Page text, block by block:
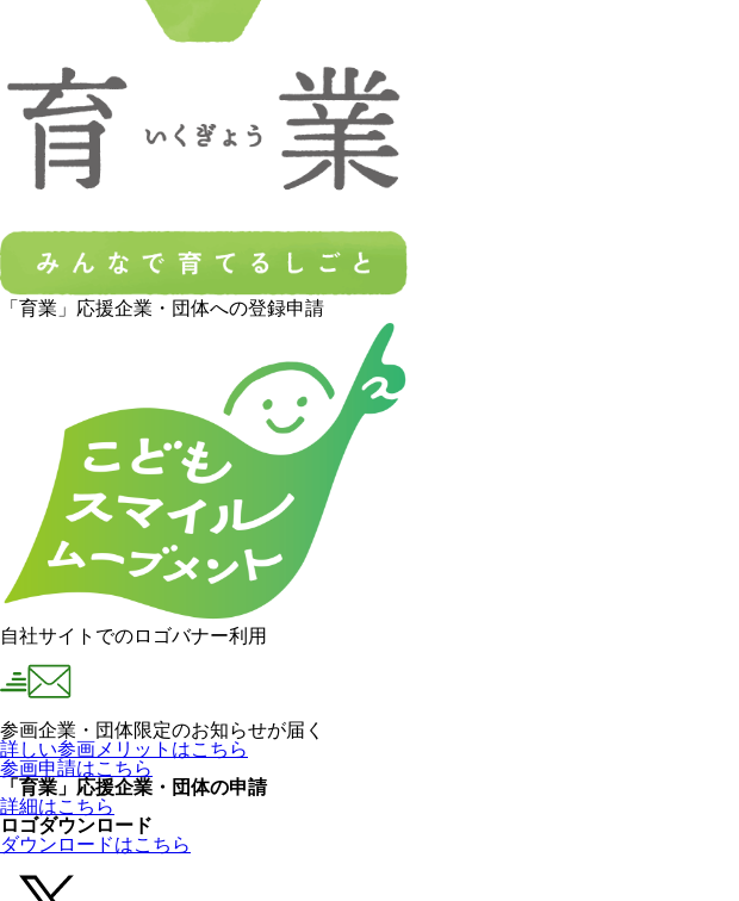
「育業」応援企業・団体への登録申請
自社サイトでのロゴバナー利用
参画企業・団体限定のお知らせが届く
詳しい参画メリットはこちら
参画申請はこちら
「育業」応援企業・団体の申請
詳細はこちら
ロゴダウンロード
ダウンロードはこちら